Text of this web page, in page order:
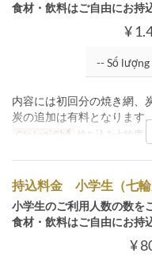
食材・飲料はご自由にお持
¥
内容には初回分の焼き網、
炭の追加は有料となります
Các Loại Ghế 持ち込み七輪席
持込料金 小学生（七輪
小学生のご利用人数の数を
食材・飲料はご自由にお持
¥